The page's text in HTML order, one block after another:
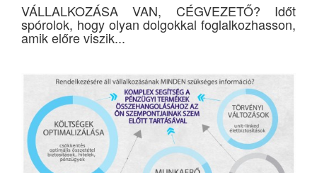
VÁLLALKOZÁSA VAN, CÉGVEZETŐ? Időt
spórolok, hogy olyan dolgokkal foglalkozhasson,
amik előre viszik...